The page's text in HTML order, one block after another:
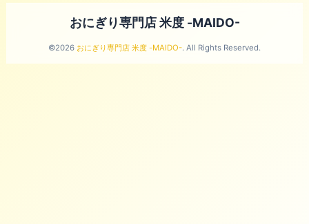
おにぎり専門店 米度 -MAIDO-
©2026 おにぎり専門店 米度 -MAIDO-. All Rights Reserved.